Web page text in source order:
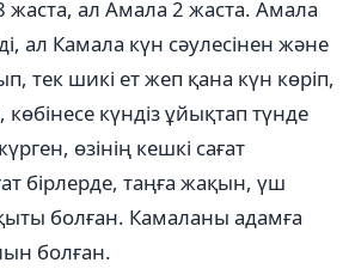
жаста, ал Амала 2 жаста. Амала
ал Камала күн сәулесінен және
тек шикі ет жеп қана күн көріп,
көбінесе күндіз ұйықтап түнде
өзінің кешкі сағат
бірлерде, таңға жақын, үш
болған. Камаланы адамға
болған.